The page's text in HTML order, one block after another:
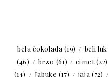
bela čokolada (19) beli luk
(46)
brzo (61) cimet(22)
(14)
Jabuke (17) jaja (72)